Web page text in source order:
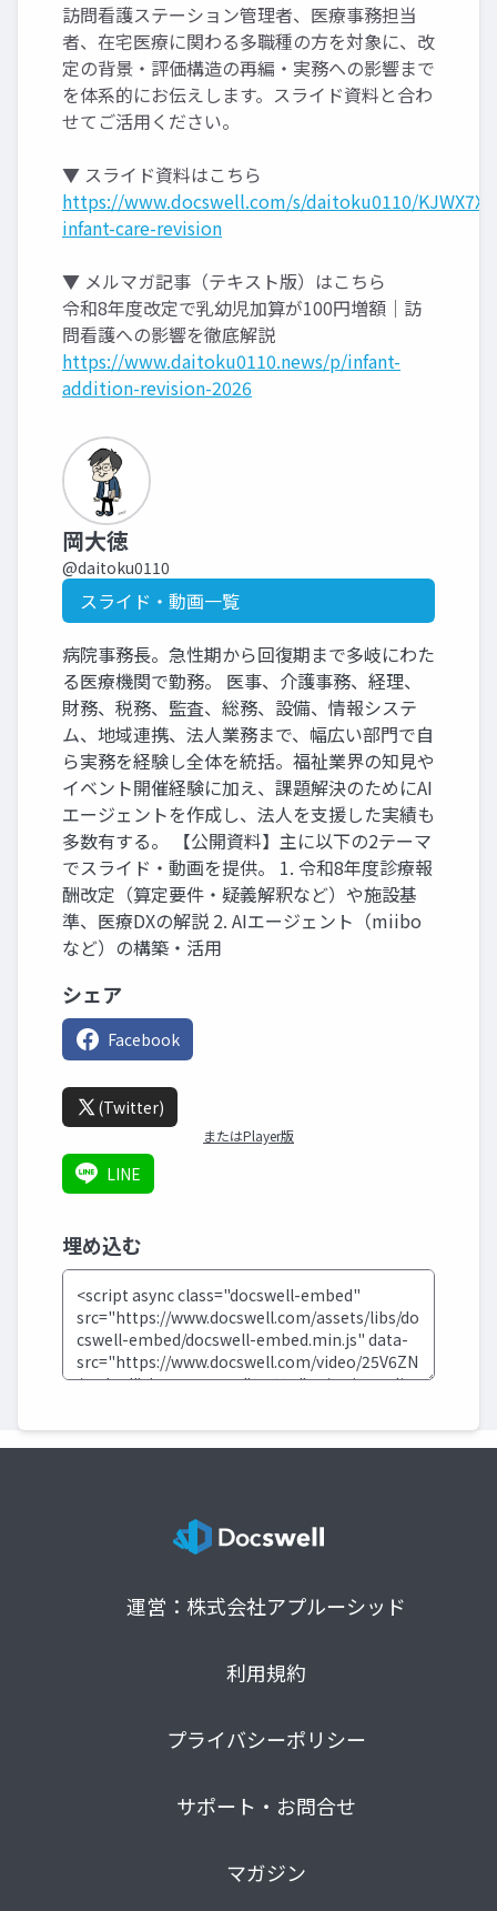
訪問看護ステーション管理者、医療事務担当
者、在宅医療に関わる多職種の方を対象に、改
定の背景・評価構造の再編・実務への影響まで
を体系的にお伝えします。スライド資料と合わ
せてご活用ください。
▼ スライド資料はこちら
https://www.docswell.com/s/daitoku0110/KJWX7X-
infant-care-revision
▼ メルマガ記事（テキスト版）はこちら
令和8年度改定で乳幼児加算が100円増額｜訪
問看護への影響を徹底解説
https://www.daitoku0110.news/p/infant-
addition-revision-2026
岡大徳
@daitoku0110
スライド・動画一覧
病院事務長。急性期から回復期まで多岐にわた
る医療機関で勤務。 医事、介護事務、経理、
財務、税務、監査、総務、設備、情報システ
ム、地域連携、法人業務まで、幅広い部門で自
ら実務を経験し全体を統括。福祉業界の知見や
イベント開催経験に加え、課題解決のためにAI
エージェントを作成し、法人を支援した実績も
多数有する。 【公開資料】主に以下の2テーマ
でスライド・動画を提供。 1. 令和8年度診療報
酬改定（算定要件・疑義解釈など）や施設基
準、医療DXの解説 2. AIエージェント（miibo
など）の構築・活用
シェア
Facebook
(Twitter)
またはPlayer版
LINE
埋め込む
運営：株式会社アプルーシッド
利用規約
プライバシーポリシー
サポート・お問合せ
マガジン